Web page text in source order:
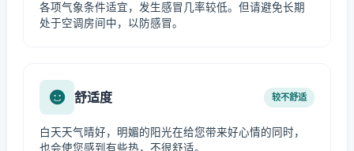
各项气象条件适宜，发生感冒几率较低。但请避免长期
处于空调房间中，以防感冒。
舒适度 较不舒适
白天天气晴好，明媚的阳光在给您带来好心情的同时，
也会使您感到有些热，不很舒适。